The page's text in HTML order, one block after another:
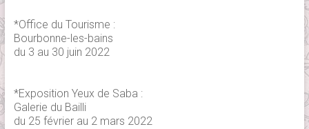
*Office du Tourisme :
Bourbonne-les-bains
du 3 au 30 juin 2022
*Exposition Yeux de Saba :
Galerie du Bailli
du 25 février au 2 mars 2022